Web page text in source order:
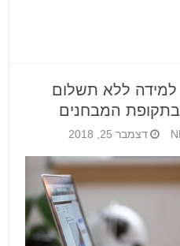
ללא תשלום
בתקופת המבחנים
דצמבר 25, 2018